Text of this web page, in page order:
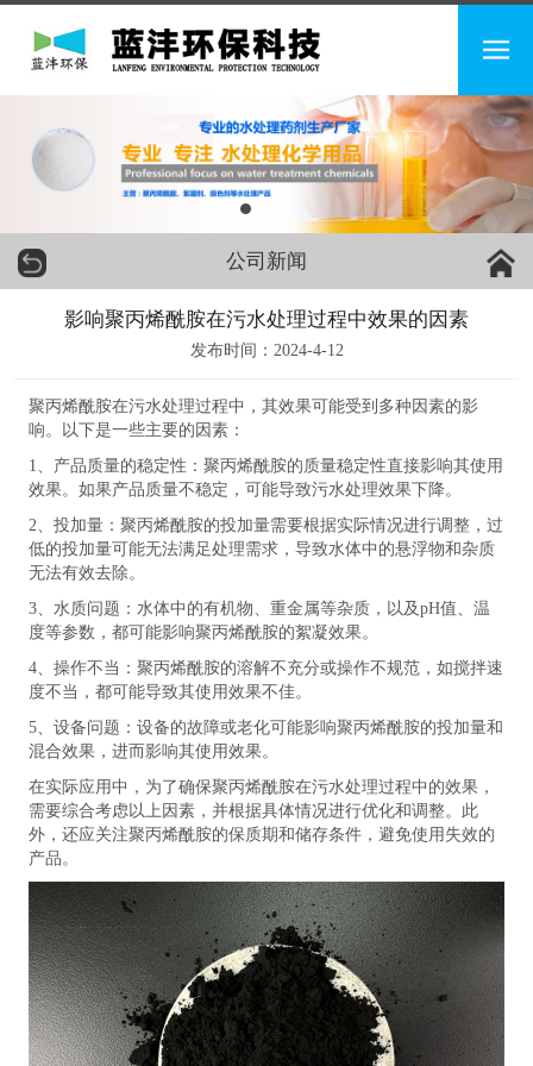
公司新闻
影响聚丙烯酰胺在污水处理过程中效果的因素
发布时间：2024-4-12
聚丙烯酰胺在污水处理过程中，其效果可能受到多种因素的影
响。以下是一些主要的因素：
1、产品质量的稳定性：聚丙烯酰胺的质量稳定性直接影响其使用
效果。如果产品质量不稳定，可能导致污水处理效果下降。
2、投加量：聚丙烯酰胺的投加量需要根据实际情况进行调整，过
低的投加量可能无法满足处理需求，导致水体中的悬浮物和杂质
无法有效去除。
3、水质问题：水体中的有机物、重金属等杂质，以及pH值、温
度等参数，都可能影响聚丙烯酰胺的絮凝效果。
4、操作不当：聚丙烯酰胺的溶解不充分或操作不规范，如搅拌速
度不当，都可能导致其使用效果不佳。
5、设备问题：设备的故障或老化可能影响聚丙烯酰胺的投加量和
混合效果，进而影响其使用效果。
在实际应用中，为了确保聚丙烯酰胺在污水处理过程中的效果，
需要综合考虑以上因素，并根据具体情况进行优化和调整。此
外，还应关注聚丙烯酰胺的保质期和储存条件，避免使用失效的
产品。